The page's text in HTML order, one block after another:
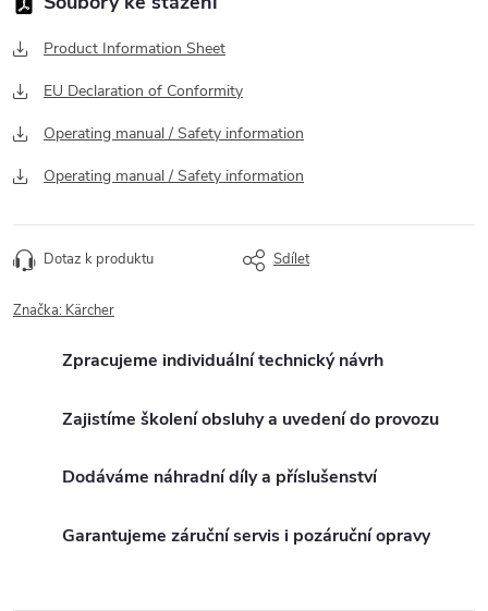
Product Information Sheet
EU Declaration of Conformity
Operating manual / Safety information
Operating manual / Safety information
Dotaz k produktu Sdílet
Značka: Kärcher
Zpracujeme individuální technický návrh
Zajistíme školení obsluhy a uvedení do provozu
Dodáváme náhradní díly a příslušenství
Garantujeme záruční servis i pozáruční opravy